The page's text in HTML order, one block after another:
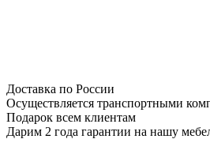
Доставка по России
Осуществляется транспортными
Подарок всем клиентам
Дарим 2 года гарантии на нашу